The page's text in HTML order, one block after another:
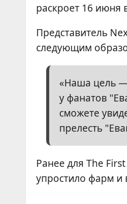
раскроет 16 июня
Представитель
следующим
«Наша цель —
у фанатов
сможете
прелесть
Ранее для The
упростило фарм и